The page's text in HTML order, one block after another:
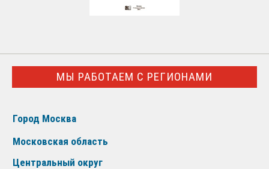
МЫ РАБОТАЕМ С РЕГИОНАМИ
Город Москва
Московская область
Центральный округ